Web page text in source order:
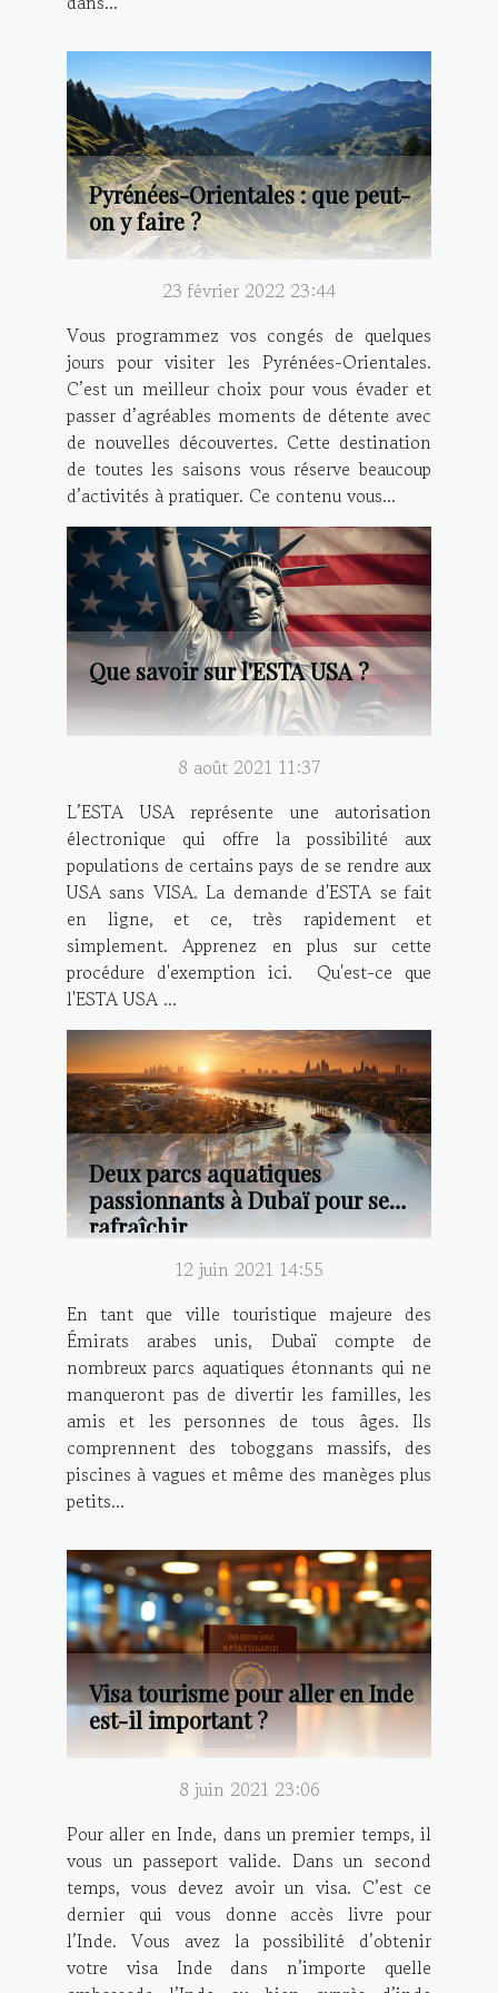
Pyrénées-Orientales : que peut-
on y faire ?
23 février 2022 23:44
Vous programmez vos congés de quelques
jours pour visiter les Pyrénées-Orientales.
C’est un meilleur choix pour vous évader et
passer d’agréables moments de détente avec
de nouvelles découvertes. Cette destination
de toutes les saisons vous réserve beaucoup
d’activités à pratiquer. Ce contenu vous...
Que savoir sur l'ESTA USA ?
8 août 2021 11:37
L’ESTA USA représente une autorisation
électronique qui offre la possibilité aux
populations de certains pays de se rendre aux
USA sans VISA. La demande d'ESTA se fait
en ligne, et ce, très rapidement et
simplement. Apprenez en plus sur cette
procédure d'exemption ici. Qu'est-ce que
l'ESTA USA ...
Deux parcs aquatiques
passionnants à Dubaï pour se
rafraîchir
12 juin 2021 14:55
En tant que ville touristique majeure des
Émirats arabes unis, Dubaï compte de
nombreux parcs aquatiques étonnants qui ne
manqueront pas de divertir les familles, les
amis et les personnes de tous âges. Ils
comprennent des toboggans massifs, des
piscines à vagues et même des manèges plus
petits...
Visa tourisme pour aller en Inde
est-il important ?
8 juin 2021 23:06
Pour aller en Inde, dans un premier temps, il
vous un passeport valide. Dans un second
temps, vous devez avoir un visa. C’est ce
dernier qui vous donne accès livre pour
l’Inde. Vous avez la possibilité d’obtenir
votre visa Inde dans n’importe quelle